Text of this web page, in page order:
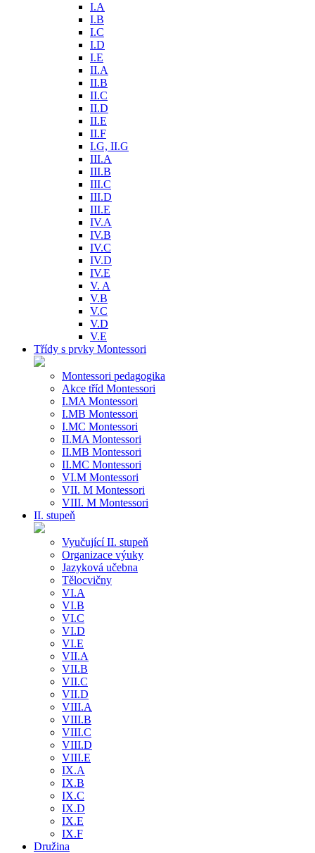
I.A
I.B
I.C
I.D
I.E
II.A
II.B
II.C
II.D
II.E
II.F
I.G, II.G
III.A
III.B
III.C
III.D
III.E
IV.A
IV.B
IV.C
IV.D
IV.E
V. A
V.B
V.C
V.D
V.E
Třídy s prvky Montessori
Montessori pedagogika
Akce tříd Montessori
I.MA Montessori
I.MB Montessori
I.MC Montessori
II.MA Montessori
II.MB Montessori
II.MC Montessori
VI.M Montessori
VII. M Montessori
VIII. M Montessori
II. stupeň
Vyučující II. stupeň
Organizace výuky
Jazyková učebna
Tělocvičny
VI.A
VI.B
VI.C
VI.D
VI.E
VII.A
VII.B
VII.C
VII.D
VIII.A
VIII.B
VIII.C
VIII.D
VIII.E
IX.A
IX.B
IX.C
IX.D
IX.E
IX.F
Družina